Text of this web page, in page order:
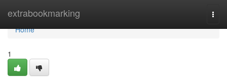
extrabookmarking
Home
Home
1